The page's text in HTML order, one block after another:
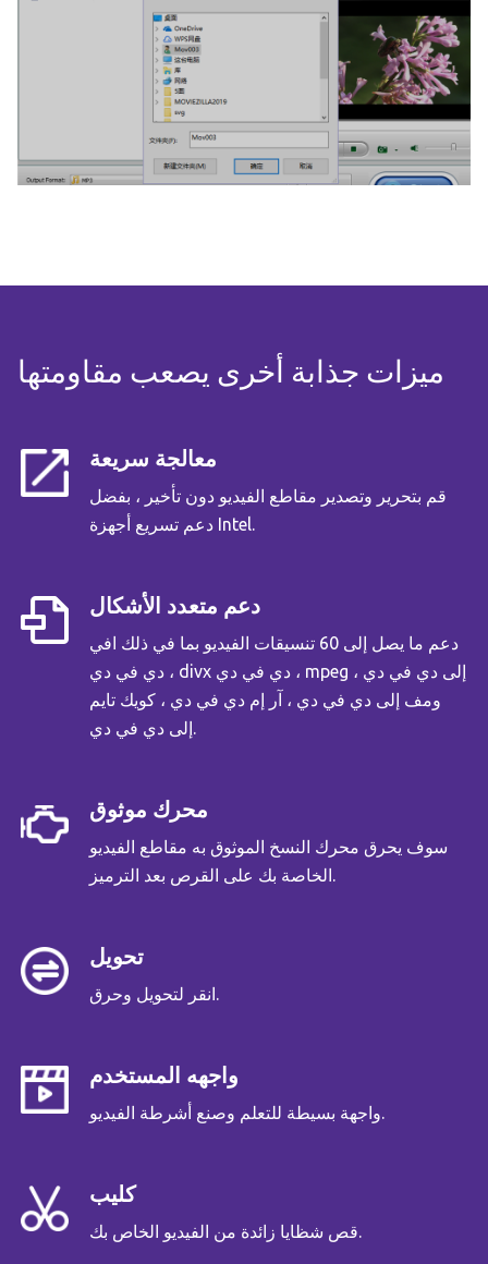
ميزات جذابة أخرى يصعب مقاومتها
معالجة سريعة
قم بتحرير وتصدير مقاطع الفيديو دون تأخير ، بفضل
دعم تسريع أجهزة Intel.
دعم متعدد الأشكال
دعم ما يصل إلى 60 تنسيقات الفيديو بما في ذلك افي
دي في دي ، divx دي في دي ، mpeg إلى دي في دي ،
ومف إلى دي في دي ، آر إم دي في دي ، كويك تايم
إلى دي في دي.
محرك موثوق
سوف يحرق محرك النسخ الموثوق به مقاطع الفيديو
الخاصة بك على القرص بعد الترميز.
تحويل
انقر لتحويل وحرق.
واجهه المستخدم
واجهة بسيطة للتعلم وصنع أشرطة الفيديو.
كليب
قص شظايا زائدة من الفيديو الخاص بك.